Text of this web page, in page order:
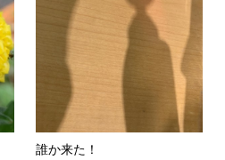
誰か来た！